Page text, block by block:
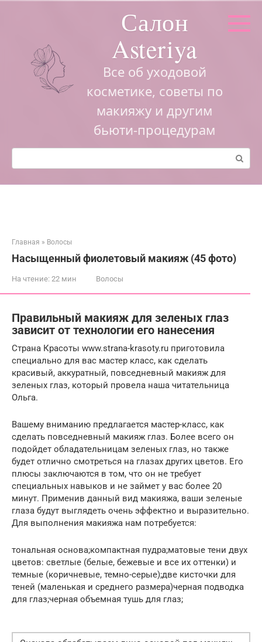
Салон
Asteriya
Все об уходовой
косметике, советы по
макияжу и другим
бьюти-процедурам
Поиск:
Главная » Волосы
Насыщенный фиолетовый макияж (45 фото)
На чтение: 22 мин Волосы
Правильный макияж для зеленых глаз
зависит от технологии его нанесения
Страна Красоты www.strana-krasoty.ru приготовила
специально для вас мастер класс, как сделать
красивый, аккуратный, повседневный макияж для
зеленых глаз, который провела наша читательница
Ольга.
Вашему вниманию предлагается мастер-класс, как
сделать повседневный макияж глаз. Более всего он
подойдет обладательницам зеленых глаз, но также
будет отлично смотреться на глазах других цветов. Его
плюсы заключаются в том, что он не требует
специальных навыков и не займет у вас более 20
минут. Применив данный вид макияжа, ваши зеленые
глаза будут выглядеть очень эффектно и выразительно.
Для выполнения макияжа нам потребуется:
тональная основа;компактная пудра;матовые тени двух
цветов: светлые (белые, бежевые и все их оттенки) и
темные (коричневые, темно-серые);две кисточки для
теней (маленькая и среднего размера)черная подводка
для глаз;черная объемная тушь для глаз;